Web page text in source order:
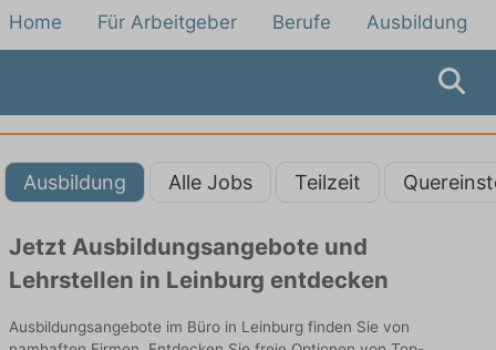
Home Für Arbeitgeber Berufe Ausbildung
Ausbildung Alle Jobs Teilzeit
Jetzt Ausbildungsangebote und
Lehrstellen in Leinburg entdecken
Ausbildungsangebote im Büro in Leinburg finden Sie von